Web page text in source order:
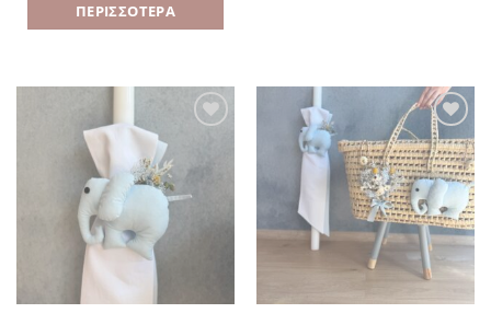
ΠΕΡΙΣΣΌΤΕΡΑ
Πρόσθήκη
λίστα
επιθυμιών
Πρόσθήκη
στην
λίστα
επιθυμιών